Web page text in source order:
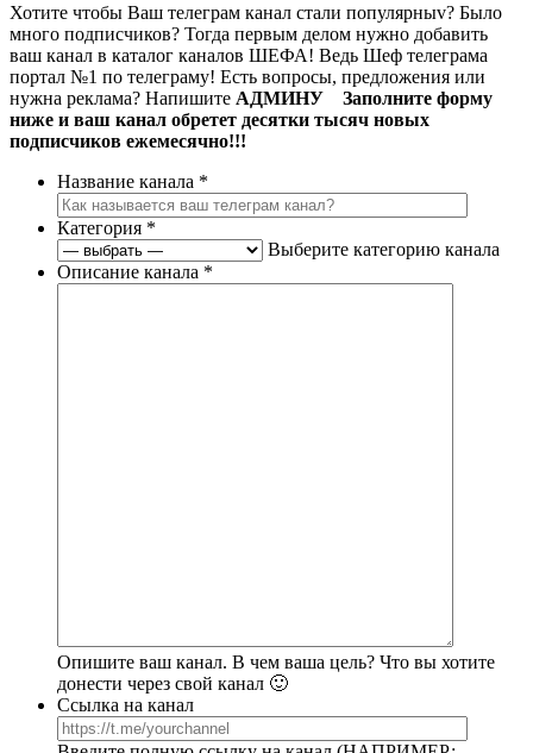
Хотите чтобы Ваш телеграм канал стали популярныv? Было
много подписчиков? Тогда первым делом нужно добавить
ваш канал в каталог каналов ШЕФА! Ведь Шеф телеграма
портал №1 по телеграму! Есть вопросы, предложения или
нужна реклама? Напишите АДМИНУ Заполните форму
ниже и ваш канал обретет десятки тысяч новых
подписчиков ежемесячно!!!
Название канала *
Категория *
Выберите категорию канала
Описание канала *
Опишите ваш канал. В чем ваша цель? Что вы хотите
донести через свой канал 🙂
Ссылка на канал